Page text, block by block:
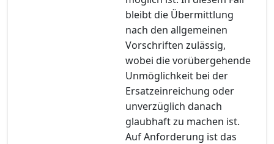
bleibt die Übermittlung
nach den allgemeinen
Vorschriften zulässig,
wobei die vorübergehende
Unmöglichkeit bei der
Ersatzeinreichung oder
unverzüglich danach
glaubhaft zu machen ist.
Auf Anforderung ist das